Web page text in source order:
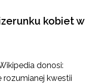
kobiet w
donosi:
rozumianej kwestii